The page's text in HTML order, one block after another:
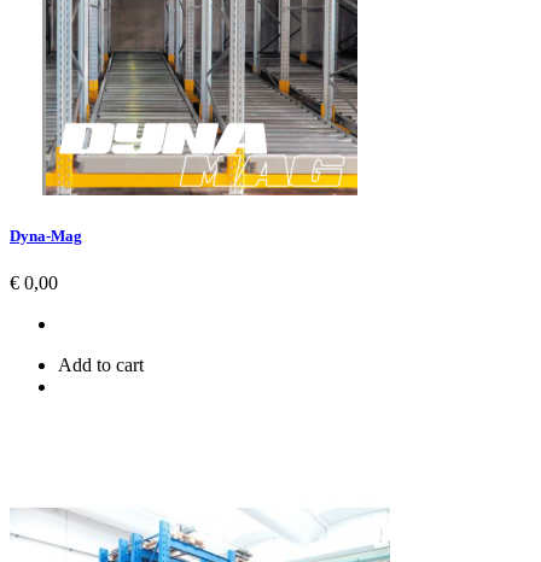
Dyna-Mag
Prijs
€ 0,00
Add to cart